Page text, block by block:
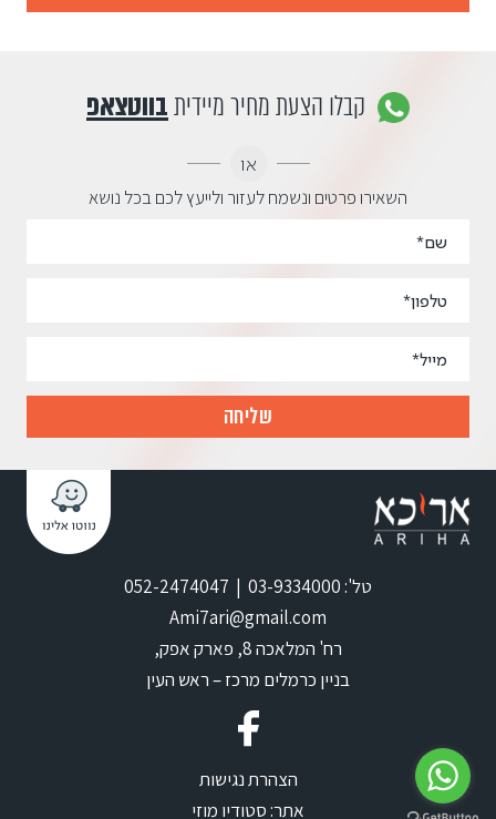
קבלו הצעת מחיר מיידיתבווטצאפ
או
השאירו פרטים ונשמח לעזור ולייעץ לכם בכל נושא
טל': 03-9334000 | 052-2474047
Ami7ari@gmail.com
רח' המלאכה 8, פארק אפק,
בניין כרמלים מרכז – ראש העין
הצהרת נגישות
אתר:סטודיו מוזי